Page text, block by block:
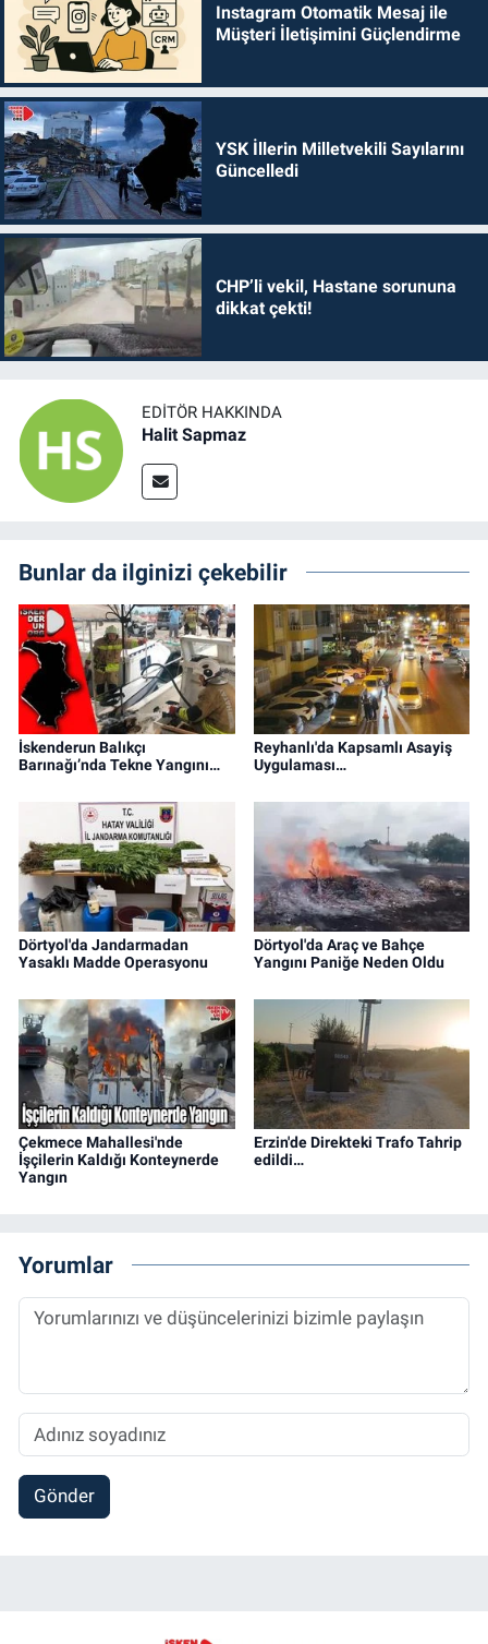
Instagram Otomatik Mesaj ile
Müşteri İletişimini Güçlendirme
YSK İllerin Milletvekili Sayılarını
Güncelledi
CHP’li vekil, Hastane sorununa
dikkat çekti!
EDITÖR HAKKINDA
Halit Sapmaz
Bunlar da ilginizi çekebilir
İskenderun Balıkçı
Barınağı’nda Tekne Yangını…
Reyhanlı'da Kapsamlı Asayiş
Uygulaması…
Dörtyol'da Jandarmadan
Yasaklı Madde Operasyonu
Dörtyol'da Araç ve Bahçe
Yangını Paniğe Neden Oldu
Çekmece Mahallesi'nde
İşçilerin Kaldığı Konteynerde
Yangın
Erzin'de Direkteki Trafo Tahrip
edildi…
Yorumlar
Gönder